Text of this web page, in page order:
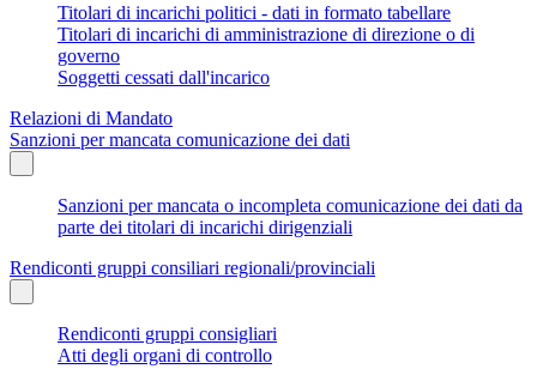
Titolari di incarichi politici - dati in formato tabellare
Titolari di incarichi di amministrazione di direzione o di
governo
Soggetti cessati dall'incarico
Relazioni di Mandato
Sanzioni per mancata comunicazione dei dati
Sanzioni per mancata o incompleta comunicazione dei dati da
parte dei titolari di incarichi dirigenziali
Rendiconti gruppi consiliari regionali/provinciali
Rendiconti gruppi consigliari
Atti degli organi di controllo